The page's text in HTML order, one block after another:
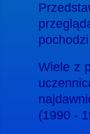
Wiele z
(1990 -